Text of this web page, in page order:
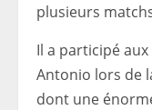
plusieurs
Il a participé
Antonio lors de
dont une